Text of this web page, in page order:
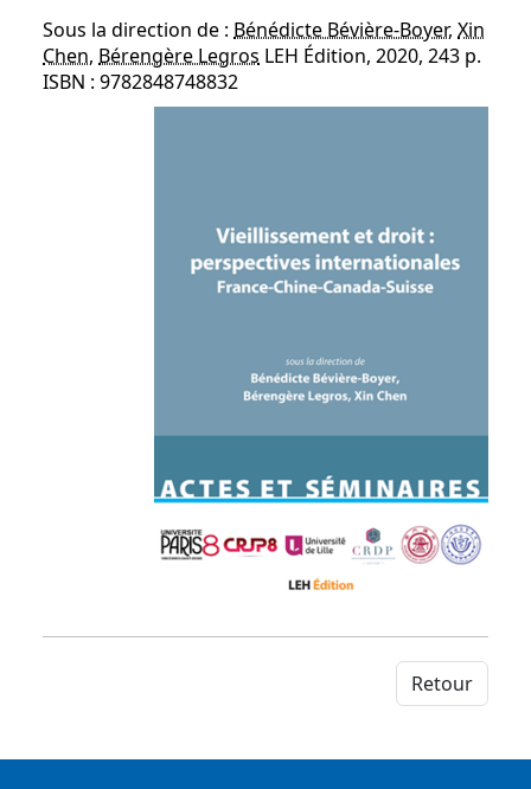
Sous la direction de : Bénédicte Bévière-Boyer, Xin
Chen, Bérengère Legros LEH Édition, 2020, 243 p.
ISBN : 9782848748832
Retour